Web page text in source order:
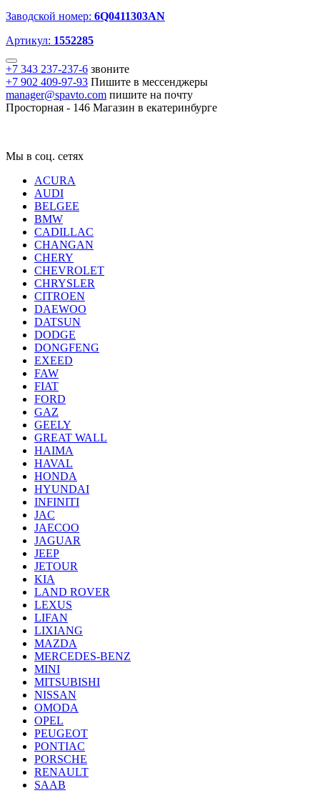
Заводской номер: 6Q0411303AN
Артикул: 1552285
+7 343 237-237-6 звоните
+7 902 409-97-93 Пишите в мессенджеры
manager@spavto.com пишите на почту
Просторная - 146 Магазин в екатеринбурге
Мы в соц. сетях
ACURA
AUDI
BELGEE
BMW
CADILLAC
CHANGAN
CHERY
CHEVROLET
CHRYSLER
CITROEN
DAEWOO
DATSUN
DODGE
DONGFENG
EXEED
FAW
FIAT
FORD
GAZ
GEELY
GREAT WALL
HAIMA
HAVAL
HONDA
HYUNDAI
INFINITI
JAC
JAECOO
JAGUAR
JEEP
JETOUR
KIA
LAND ROVER
LEXUS
LIFAN
LIXIANG
MAZDA
MERCEDES-BENZ
MINI
MITSUBISHI
NISSAN
OMODA
OPEL
PEUGEOT
PONTIAC
PORSCHE
RENAULT
SAAB